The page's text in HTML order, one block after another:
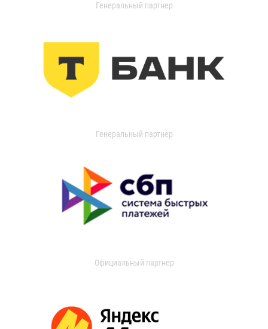
Генеральный партнер
Генеральный партнер
Официальный партнер